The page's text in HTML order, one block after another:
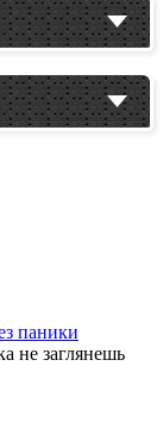
паники
не заглянешь